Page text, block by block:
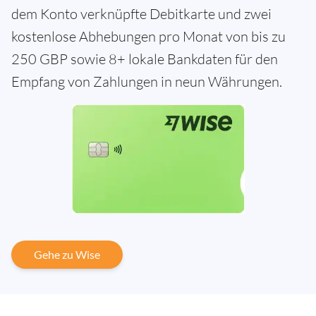
dem Konto verknüpfte Debitkarte und zwei
kostenlose Abhebungen pro Monat von bis zu
250 GBP sowie 8+ lokale Bankdaten für den
Empfang von Zahlungen in neun Währungen.
Gehe zu Wise